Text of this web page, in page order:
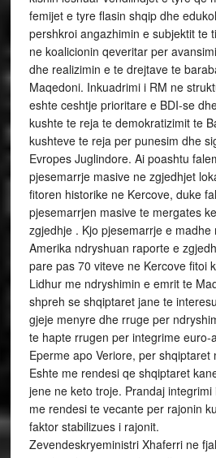
femijet e tyre flasin shqip dhe
pershkroi angazhimin e subjektit te
ne koalicionin qeveritar per
dhe realizimin e te drejtave te
Maqedoni. Inkuadrimi i RM ne
eshte ceshtje prioritare e BDI-se
kushte te reja te demokratizimit te
kushteve te reja per punesim dhe
Evropes Juglindore. Ai poashtu
pjesemarrje masive ne zgjedhjet
fitoren historike ne Kercove, duke
pjesemarrjen masive te mergates
zgjedhje . Kjo pjesemarrje e
Amerika ndryshuan raporte e
pare pas 70 viteve ne Kercove fitoi
Lidhur me ndryshimin e emrit te
shpreh se shqiptaret jane te
gjeje menyre dhe rruge per
te hapte rrugen per integrime euro-
Eperme apo Veriore, per shqiptaret
Eshte me rendesi qe shqiptaret
jene ne keto troje. Prandaj
me rendesi te vecante per rajonin
faktor stabilizues i rajonit.
Zevendeskryeministri Xhaferri ne